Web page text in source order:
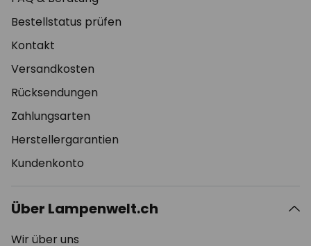
Bestellstatus prüfen
Kontakt
Versandkosten
Rücksendungen
Zahlungsarten
Herstellergarantien
Kundenkonto
Über Lampenwelt.ch
Wir über uns